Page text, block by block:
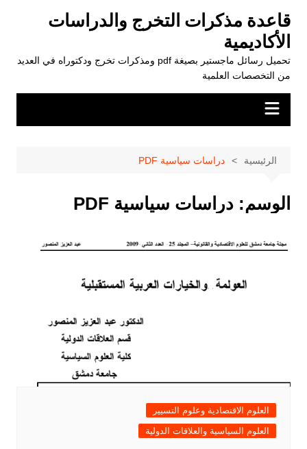
المحتوى
قاعدة مذكرات التخرج والدراسات
الأكاديمية
تحميل رسائل ماجستير بصيغة pdf ومذكرات تخرج ودكتوراه في العديد
من التخصصات العلمية
الرئيسية دراسات سياسية PDF
الوسم: دراسات سياسية PDF
العلوم الاقتصادية وعلوم التسيير
العلوم السياسية والعلاقات الدولية